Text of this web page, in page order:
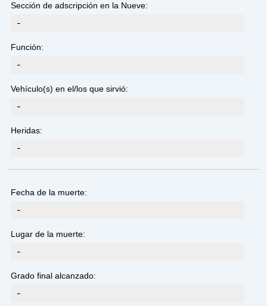
Sección de adscripción en la Nueve:
-
Función:
-
Vehículo(s) en el/los que sirvió:
-
Heridas:
-
Fecha de la muerte:
-
Lugar de la muerte:
-
Grado final alcanzado:
-